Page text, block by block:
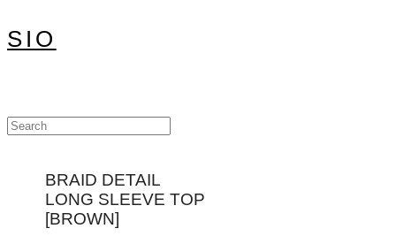
SIO
BRAID DETAIL
LONG SLEEVE TOP
[BROWN]